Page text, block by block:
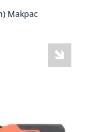
Makpac